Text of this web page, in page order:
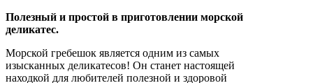
Полезный и простой в приготовлении морской
деликатес.
Морской гребешок является одним из самых
изысканных деликатесов! Он станет настоящей
находкой для любителей полезной и здоровой